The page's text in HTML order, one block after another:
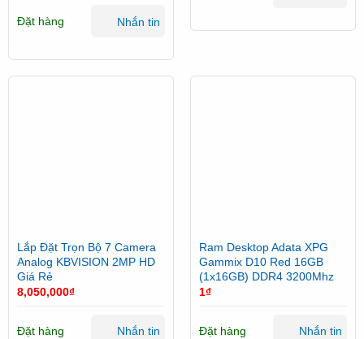
Đặt hàng Nhắn tin
Lắp Đặt Trọn Bộ 7 Camera
Analog KBVISION 2MP HD
Giá Rẻ
8,050,000₫
Đặt hàng Nhắn tin
Ram Desktop Adata XPG
Gammix D10 Red 16GB
(1x16GB) DDR4 3200Mhz
1₫
Đặt hàng Nhắn tin